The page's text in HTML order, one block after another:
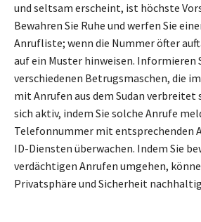
und seltsam erscheint, ist höchste
Bewahren Sie Ruhe und werfen Sie
Anrufliste; wenn die Nummer öfter
auf ein Muster hinweisen. Informieren
verschiedenen Betrugsmaschen, die
mit Anrufen aus dem Sudan verbreitet
sich aktiv, indem Sie solche Anrufe
Telefonnummer mit entsprechenden
ID-Diensten überwachen. Indem Sie
verdächtigen Anrufen umgehen,
Privatsphäre und Sicherheit